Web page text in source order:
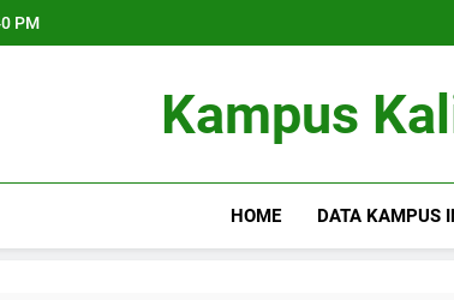
PM
Kampus
HOME DATA KAMPUS